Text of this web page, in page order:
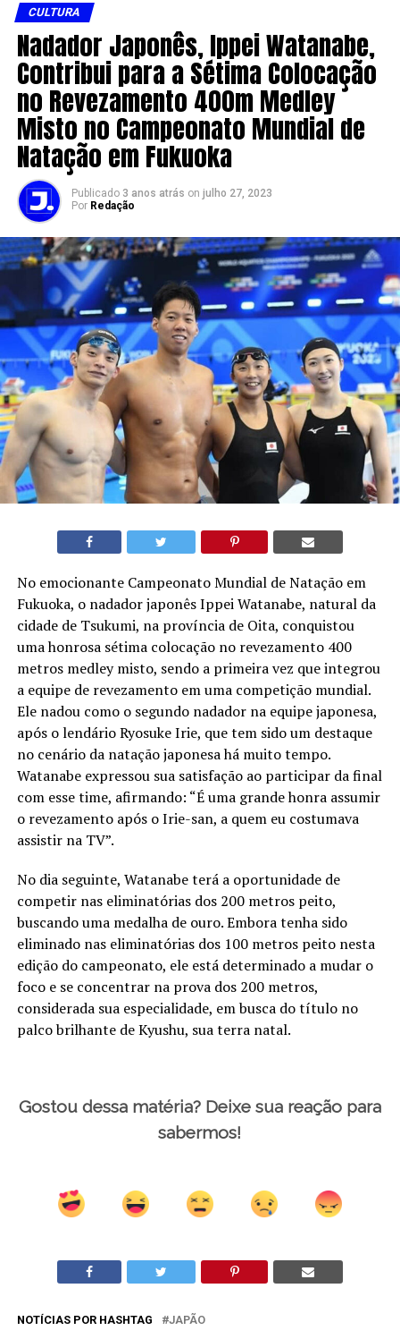
CULTURA
Nadador Japonês, Ippei Watanabe,
Contribui para a Sétima Colocação
no Revezamento 400m Medley
Misto no Campeonato Mundial de
Natação em Fukuoka
Publicado 3 anos atrás on julho 27, 2023
Por Redação
No emocionante Campeonato Mundial de Natação em
Fukuoka, o nadador japonês Ippei Watanabe, natural da
cidade de Tsukumi, na província de Oita, conquistou
uma honrosa sétima colocação no revezamento 400
metros medley misto, sendo a primeira vez que integrou
a equipe de revezamento em uma competição mundial.
Ele nadou como o segundo nadador na equipe japonesa,
após o lendário Ryosuke Irie, que tem sido um destaque
no cenário da natação japonesa há muito tempo.
Watanabe expressou sua satisfação ao participar da final
com esse time, afirmando: “É uma grande honra assumir
o revezamento após o Irie-san, a quem eu costumava
assistir na TV”.
No dia seguinte, Watanabe terá a oportunidade de
competir nas eliminatórias dos 200 metros peito,
buscando uma medalha de ouro. Embora tenha sido
eliminado nas eliminatórias dos 100 metros peito nesta
edição do campeonato, ele está determinado a mudar o
foco e se concentrar na prova dos 200 metros,
considerada sua especialidade, em busca do título no
palco brilhante de Kyushu, sua terra natal.
Gostou dessa matéria? Deixe sua reação para
sabermos!
NOTÍCIAS POR HASHTAG JAPÃO